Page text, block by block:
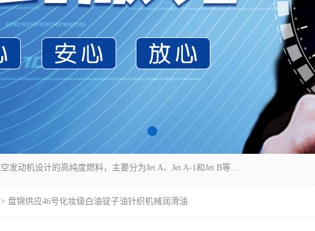
航空煤油（Jet Fuel）是专门为喷气式航空发动机设计的高纯度燃料，主要分为Jet A、Jet A-1和Jet B等类型。其特点是闪点高、低温流动性好，并添加了抗静电剂和抗氧化剂以确保飞行安全。航空煤油需
> 盘锦供应46号化妆级白油锭子油针织机械润滑油